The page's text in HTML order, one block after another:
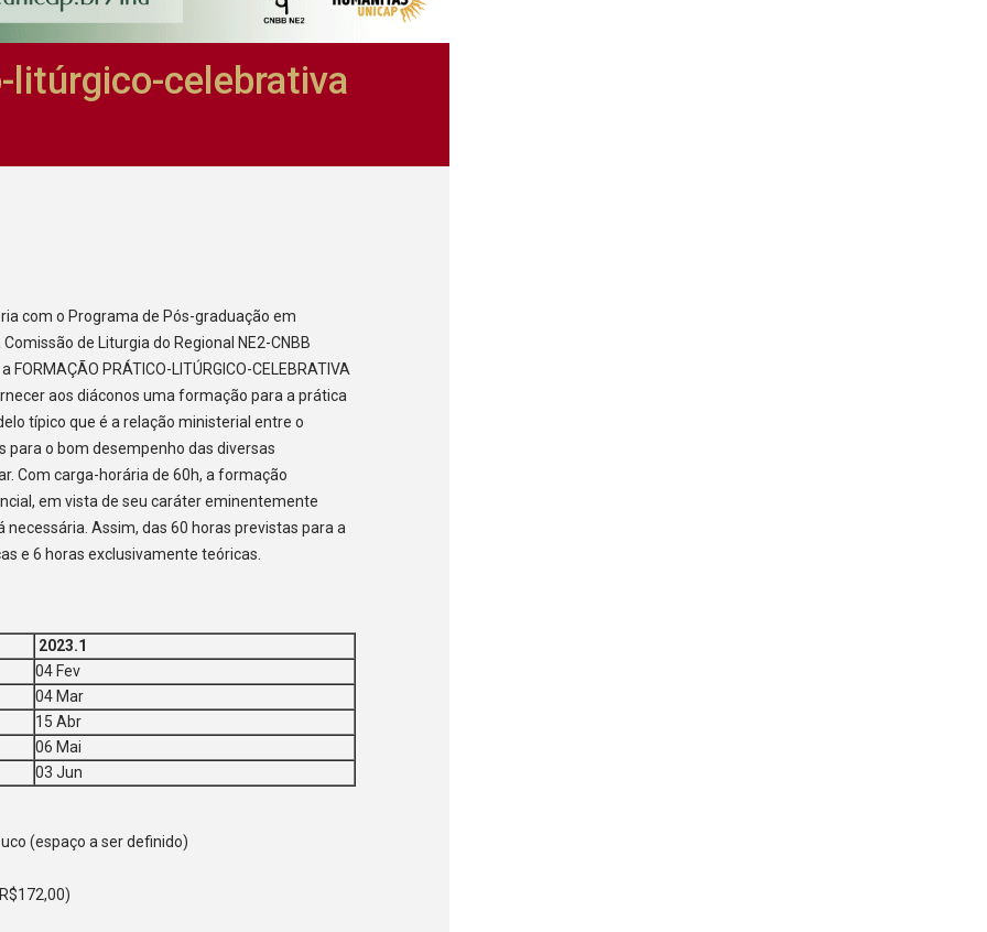
litúrgico-celebrativa
com o Programa de Pós-graduação em
de Liturgia do Regional NE2-CNBB
PRÁTICO-LITÚRGICO-CELEBRATIVA
aos diáconos uma formação para a prática
típico que é a relação ministerial entre o
para o bom desempenho das diversas
Com carga-horária de 60h, a formação
em vista de seu caráter eminentemente
Assim, das 60 horas previstas para a
e 6 horas exclusivamente teóricas.
2023.1
04 Fev
04 Mar
15 Abr
06 Mai
03 Jun
(espaço a ser definido)